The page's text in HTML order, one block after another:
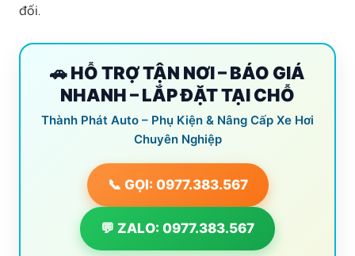
đối.
🚗 HỖ TRỢ TẬN NƠI – BÁO GIÁ
NHANH – LẮP ĐẶT TẠI CHỖ
Thành Phát Auto – Phụ Kiện & Nâng Cấp Xe Hơi
Chuyên Nghiệp
📞 GỌI: 0977.383.567
💬 ZALO: 0977.383.567